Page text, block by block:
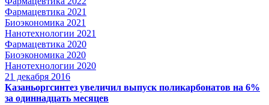
Фармацевтика 2021
Биоэкономика 2021
Нанотехнологии 2021
Фармацевтика 2020
Биоэкономика 2020
Нанотехнологии 2020
21 декабря 2016
Казаньоргсинтез увеличил выпуск поликарбонатов на 6%
за одиннадцать месяцев